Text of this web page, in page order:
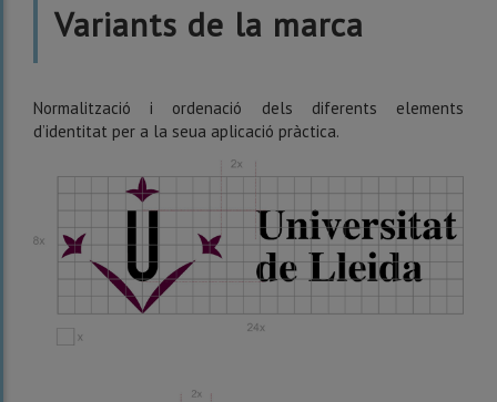
Variants de la marca
Normalització i ordenació dels diferents elements
d’identitat per a la seua aplicació pràctica.